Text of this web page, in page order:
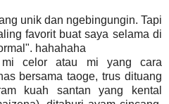
unik dan ngebingungin. Tapi
favorit buat saya selama di
hahahaha
celor atau mi yang cara
bersama taoge, trus dituang
kuah santan yang kental